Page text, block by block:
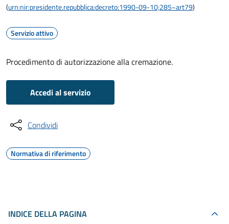
(urn:nir:presidente.repubblica:decreto:1990-09-10;285~art79)
Servizio attivo
Procedimento di autorizzazione alla cremazione.
Accedi al servizio
Condividi
Normativa di riferimento
INDICE DELLA PAGINA